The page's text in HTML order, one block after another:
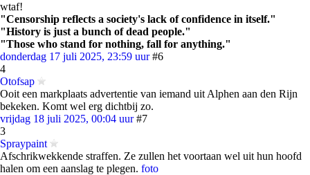
wtaf!
"Censorship reflects a society's lack of confidence in itself."
"History is just a bunch of dead people."
"Those who stand for nothing, fall for anything."
donderdag 17 juli 2025, 23:59 uur #6
4
Otofsap
Ooit een markplaats advertentie van iemand uit Alphen aan den Rijn
bekeken. Komt wel erg dichtbij zo.
vrijdag 18 juli 2025, 00:04 uur #7
3
Spraypaint
Afschrikwekkende straffen. Ze zullen het voortaan wel uit hun hoofd
halen om een aanslag te plegen. foto